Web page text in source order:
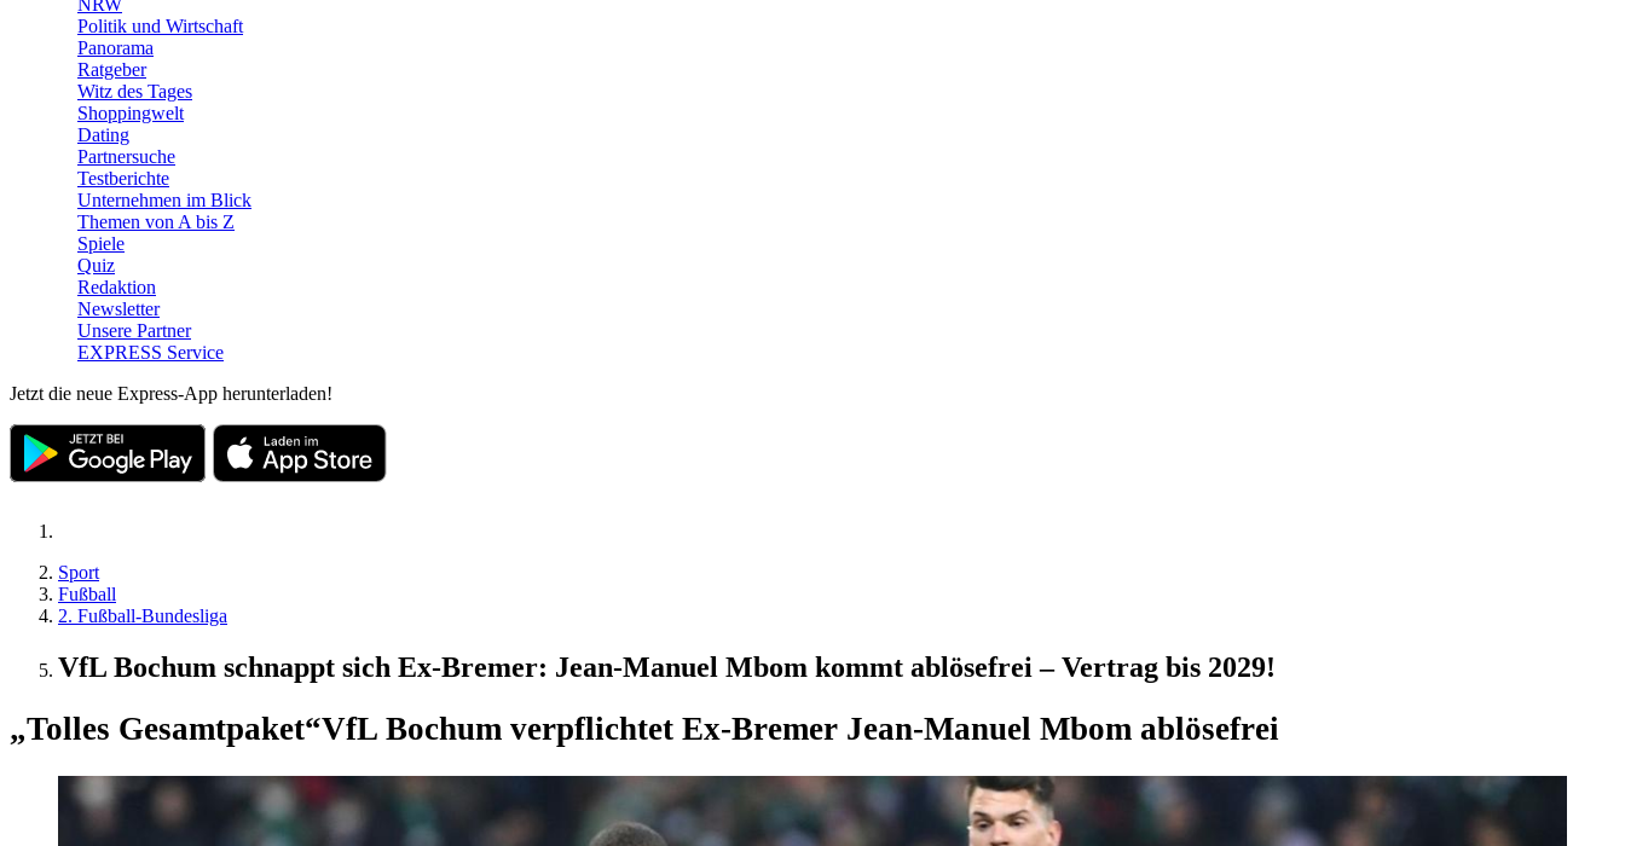
Politik und Wirtschaft
Panorama
Ratgeber
Witz des Tages
Shoppingwelt
Dating
Partnersuche
Testberichte
Unternehmen im Blick
Themen von A bis Z
Spiele
Quiz
Redaktion
Newsletter
Unsere Partner
EXPRESS Service
Jetzt die neue Express-App herunterladen!
Sport
Fußball
2. Fußball-Bundesliga
VfL Bochum schnappt sich Ex-Bremer: Jean-Manuel Mbom kommt ablösefrei – Vertrag bis 2029!
„Tolles Gesamtpaket“VfL Bochum verpflichtet Ex-Bremer Jean-Manuel Mbom ablösefrei